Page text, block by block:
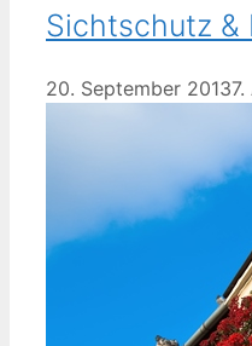
Sichtschutz &
20. September 20137.